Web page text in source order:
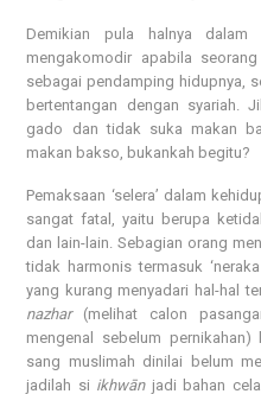
Demikian pula halnya dalam
mengakomodir apabila
sebagai pendamping hidupnya,
bertentangan dengan syariah.
gado dan tidak suka makan
makan bakso, bukankah begitu?
Pemaksaan ‘selera’ dalam
sangat fatal, yaitu berupa
dan lain-lain. Sebagian orang
tidak harmonis termasuk
yang kurang menyadari hal-hal
nazhar(melihat calon
mengenal sebelum
sang muslimah dinilai belum
jadilah si ikhwānjadi bahan